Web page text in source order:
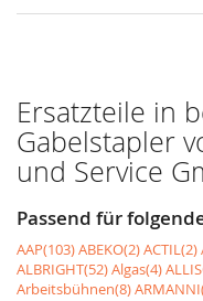
Ersatzteile in
Gabelstapler
und Service
Passend für
AAP(103)ABEKO(2)ACTIL(2)
ALBRIGHT(52)Algas(4)
Arbeitsbühnen(8)